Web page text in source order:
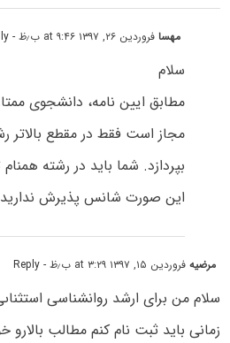
مهسافروردین ۲۶, ۱۳۹۷ at ۹:۴۶ ب٫ظ - Reply
سلام
مطابق ایین نامه، دانشجوی
مجاز است فقط در مقطع بالاتر
بپردازد. شما باید در رشته
این صورت شانس پذیرش
مرضیهفروردین ۱۵, ۱۳۹۷ at ۳:۲۹ ب٫ظ - Reply
سلام من برای ارشد روانشناسی
زمانی باید ثبت نام کنم مطالب بالارو